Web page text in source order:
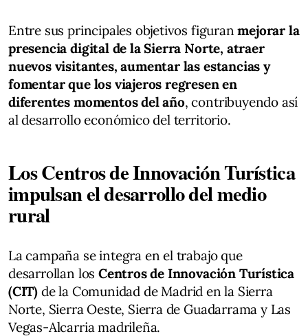
Entre sus principales objetivos figuranmejorar la
presencia digital de la Sierra Norte, atraer
nuevos visitantes, aumentar las estancias y
fomentar que los viajeros regresen en
diferentes momentos del año, contribuyendo así
al desarrollo económico del territorio.
Los Centros de Innovación Turística
impulsan el desarrollo del medio
rural
La campaña se integra en el trabajo que
desarrollan los Centros de Innovación Turística
(CIT) de la Comunidad de Madrid en la Sierra
Norte, Sierra Oeste, Sierra de Guadarrama y Las
Vegas-Alcarria madrileña.